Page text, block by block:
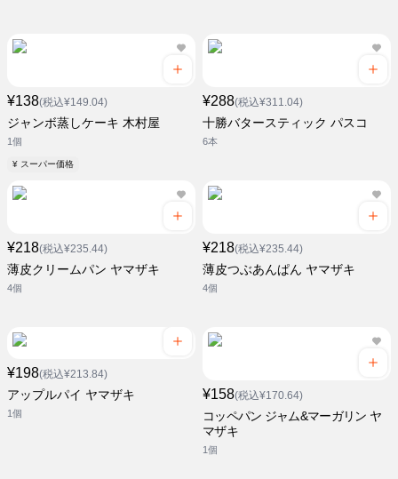
¥138(税込¥149.04)
ジャンボ蒸しケーキ 木村屋
1個
¥ スーパー価格
¥288(税込¥311.04)
十勝バタースティック パスコ
6本
¥218(税込¥235.44)
薄皮クリームパン ヤマザキ
4個
¥218(税込¥235.44)
薄皮つぶあんぱん ヤマザキ
4個
¥198(税込¥213.84)
アップルパイ ヤマザキ
1個
¥158(税込¥170.64)
コッペパン ジャム&マーガリン ヤ
マザキ
1個